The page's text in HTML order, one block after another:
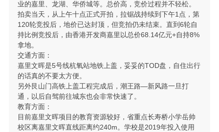
业的嘉里、龙湖、华侨城等。总价高，竞价过程并不轻松。
拍卖当天，从上午十点正式开拍，拉锯战持续到下午1点，第
120轮竞投后，地价已达封顶，但竞拍仍未结束。直到6轮自
持比例竞投后，由香港开发商嘉里以总价68.14亿元+自持8%
拿地。
交通方面：
嘉里文晖是5号线杭氧站地铁上盖，妥妥的TOD盘，自住出行
的话真的不要太方便。
另外艮山门高铁上盖工程完成后，潮王路—新风路一旦打
通，以后自驾前往城东也会非常快速了。
教育方面：
目前嘉里文晖项目的教育资源较好，省重点长寿桥小学岳帅
校区离嘉里文晖直线距离约240m。学校是2019年投入使用